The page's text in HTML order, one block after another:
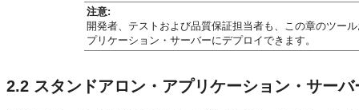
注意:
開発者、テストおよび品質保証担当者も、この章のツー
プリケーション・サーバーにデプロイできます。
2.2 スタンドアロン・アプリケーション・サー